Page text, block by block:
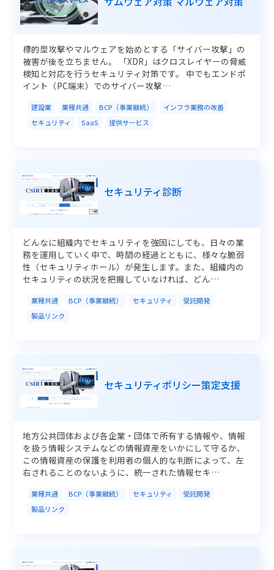
標的型攻撃やマルウェアを始めとする「サイバー攻撃」の
被害が後を立ちません。 「XDR」はクロスレイヤーの脅威
検知と対応を行うセキュリティ対策です。 中でもエンドポ
イント（PC端末）でのサイバー攻撃…
建設業 業種共通 BCP（事業継続）
インフラ業務の改善
セキュリティ
SaaS 提供サービス
セキュリティ診断
どんなに組織内でセキュリティを強固にしても、日々の業
務を運用していく中で、時間の経過とともに、様々な脆弱
性（セキュリティホール）が発生します。また、組織内の
セキュリティの状況を把握していなければ、どん…
業種共通 BCP（事業継続） セキュリティ
受託開発
製品リンク
セキュリティポリシー策定支援
地方公共団体および各企業・団体で所有する情報や、情報
を扱う情報システムなどの情報資産をいかにして守るか、
この情報資産の保護を利用者の個人的な判断によって、左
右されることのないように、統一された情報セキ…
業種共通 BCP（事業継続） セキュリティ
受託開発
製品リンク